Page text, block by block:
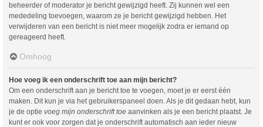
beheerder of moderator je bericht gewijzigd heeft. Zij kunnen wel een
mededeling toevoegen, waarom ze je bericht gewijzigd hebben. Het
verwijderen van een bericht is niet meer mogelijk zodra er iemand op
gereageerd heeft.
Omhoog
Hoe voeg ik een onderschrift toe aan mijn bericht?
Om een onderschrift aan je bericht toe te voegen, moet je er eerst één
maken. Dit kun je via het gebruikerspaneel doen. Als je dit gedaan hebt, kun
je de optie voeg mijn onderschrift toe aanvinken als je een bericht plaatst. Je
kunt er ook voor zorgen dat je onderschrift automatisch aan ieder nieuw